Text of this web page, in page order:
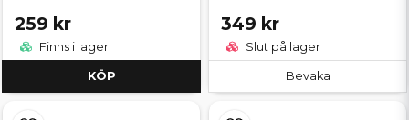
259 kr
Finns i lager
KÖP
349 kr
Slut på lager
Bevaka